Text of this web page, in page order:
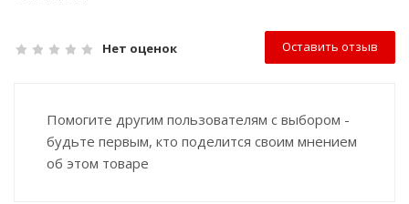
Нет оценок Оставить отзыв
Помогите другим пользователям с выбором -
будьте первым, кто поделится своим мнением
об этом товаре